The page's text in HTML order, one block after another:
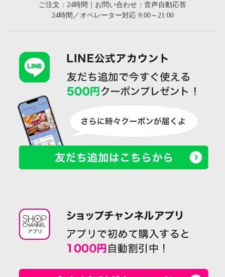
ご注文：24時間｜お問い合わせ：音声自動応答
24時間／オペレーター対応 9:00～21:00